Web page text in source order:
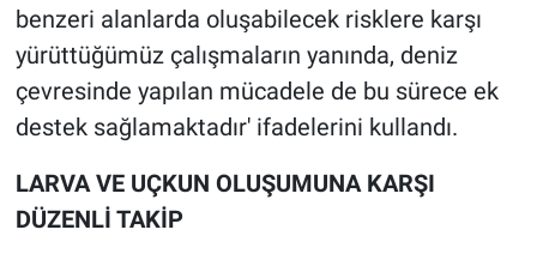
benzeri alanlarda oluşabilecek risklere karşı
yürüttüğümüz çalışmaların yanında, deniz
çevresinde yapılan mücadele de bu sürece ek
destek sağlamaktadır' ifadelerini kullandı.
LARVA VE UÇKUN OLUŞUMUNA KARŞI
DÜZENLİ TAKİP